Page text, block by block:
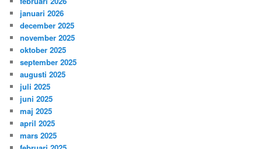
januari 2026
december 2025
november 2025
oktober 2025
september 2025
augusti 2025
juli 2025
juni 2025
maj 2025
april 2025
mars 2025